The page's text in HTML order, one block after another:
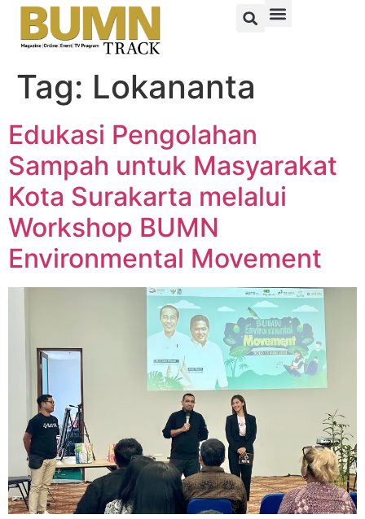
Tag: Lokananta
Edukasi Pengolahan
Sampah untuk Masyarakat
Kota Surakarta melalui
Workshop BUMN
Environmental Movement